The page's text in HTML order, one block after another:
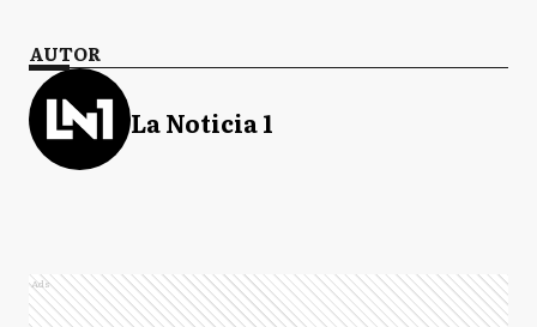
AUTOR
La Noticia 1
Ads